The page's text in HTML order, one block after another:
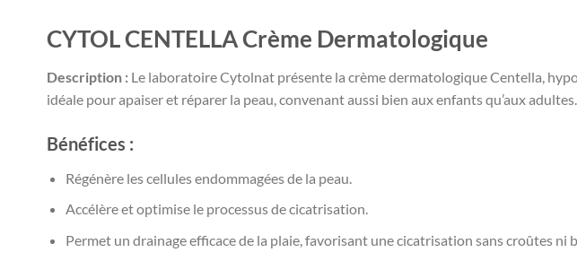
CYTOL CENTELLA Crème Dermatologique
Description : Le laboratoire Cytolnat présente la crème dermatologique Centella,
idéale pour apaiser et réparer la peau, convenant aussi bien aux enfants qu’aux adultes.
Bénéfices :
Régénère les cellules endommagées de la peau.
Accélère et optimise le processus de cicatrisation.
Permet un drainage efficace de la plaie, favorisant une cicatrisation sans croûtes ni